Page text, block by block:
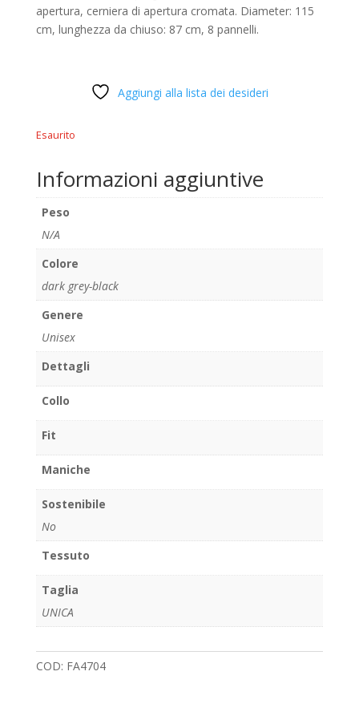
apertura, cerniera di apertura cromata. Diameter: 115
cm, lunghezza da chiuso: 87 cm, 8 pannelli.
Aggiungi alla lista dei desideri
Esaurito
Informazioni aggiuntive
Peso
N/A
Colore
dark grey-black
Genere
Unisex
Dettagli
Collo
Fit
Maniche
Sostenibile
No
Tessuto
Taglia
UNICA
COD: FA4704